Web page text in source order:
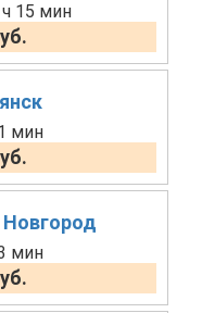
15 мин
мин
мин